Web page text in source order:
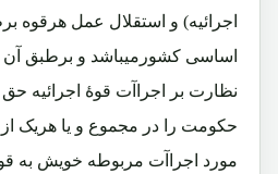
اجرائیه) و استقلال عمل هرقوه
اساسی کشورمیباشد و برطبق آن
نظارت بر اجراآت قوۀ اجرائیه
حکومت را در مجموع و یا هریک از
مورد اجراآت مربوطه خویش به